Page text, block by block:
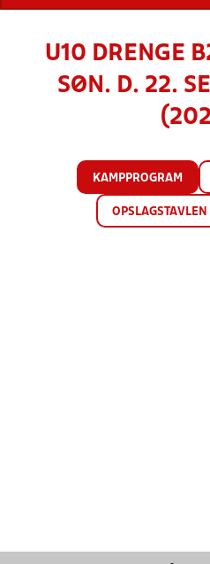
U10 DRENGE
SØN. D. 22.
KAMPPROGRAM
OPSLAGSTAVLEN